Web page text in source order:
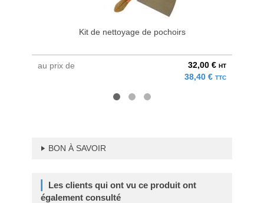
Kit de nettoyage de pochoirs
au prix de 32,00 € HT
38,40 € TTC
BON À SAVOIR
Les clients qui ont vu ce produit ont
également consulté